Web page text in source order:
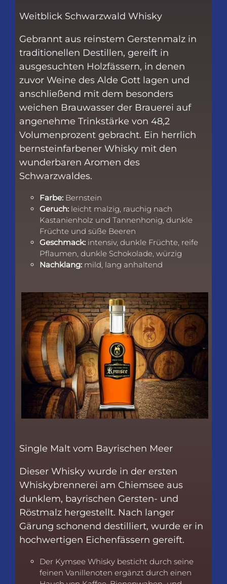
Weitblick Schwarzwald Whisky
Gebrannt aus reinstem Gerstenmalz in
traditionellen Destillen, gereift in
ausgesuchten Holzfässern, in denen
zuvor Weine des Alde Gott lagen und
anschließend mit dem besonders
weichen Brauwasser der Brauerei auf
angenehme Trinkstärke von 48,2
Volumenprozent gebracht. Ein herrlich
bernsteinfarbener Whisky mit den
wunderbaren Aromen des
Schwarzwaldes.
Farbe:Bernstein
Geruch:leicht malzig, rauchig nach
Kastanienholz und Tannenhonig, dunkle
Früchte und süße Beeren
Geschmack:intensiv, dunkle Früchte, reife
Pflaumen, dunkle Schokolade, würzig
Nachklang:mild, lang anhaltend
Single Malt vom Bayrischen Meer
Dieser Whisky wurde in der ersten
Whiskybrennerei am Chiemsee aus
dunklem, bayrischen Gersten- und
Röstmalz hergestellt. Nach langer
Gärung schonend destilliert, wurde er in
hochwertigen Eichenfässern gereift.
Der Kymsee Whisky besticht durch seine
feinen Vanillenoten ergänzt durch einen